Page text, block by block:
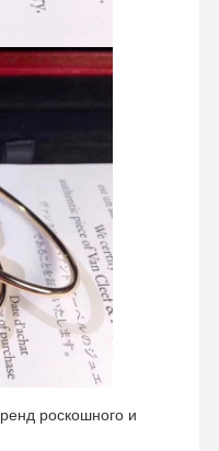
О Нас
роскошного и